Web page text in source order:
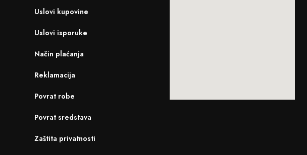
Uslovi kupovine
Uslovi isporuke
Način plaćanja
Reklamacija
Povrat robe
Povrat sredstava
Zaštita privatnosti